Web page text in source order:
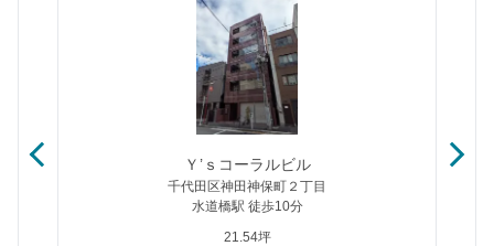
Ｙ’ｓコーラルビル
千代田区神田神保町２丁目
水道橋駅 徒歩10分
21.54坪